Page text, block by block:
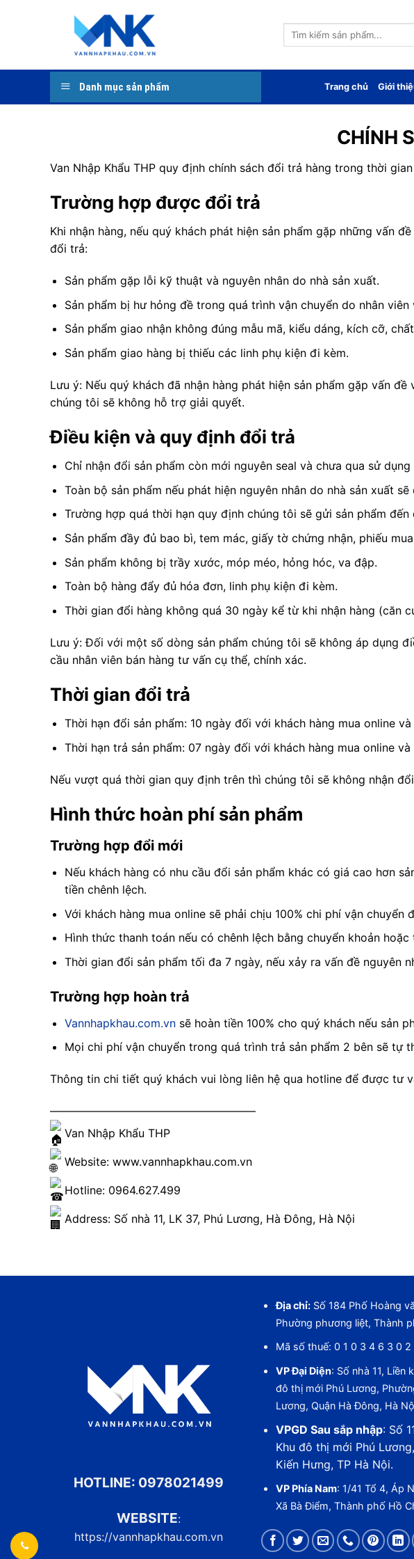
Tìm
Danh mục sản phẩm Trang chủ Giới
CHÍNH
Van Nhập Khẩu THP quy định chính sách đổi trả hàng trong thời
Trường hợp được đổi trả
Khi nhận hàng, nếu quý khách phát hiện sản phẩm gặp những vấn
đổi trả:
Sản phẩm gặp lỗi kỹ thuật và nguyên nhân do nhà sản xuất.
Sản phẩm bị hư hỏng đề trong quá trình vận chuyển do nhân viên
Sản phẩm giao nhận không đúng mẫu mã, kiểu dáng, kích cỡ,
Sản phẩm giao hàng bị thiếu các linh phụ kiện đi kèm.
Lưu ý: Nếu quý khách đã nhận hàng phát hiện sản phẩm gặp vấn
chúng tôi sẽ không hỗ trợ giải quyết.
Điều kiện và quy định đổi trả
Chỉ nhận đổi sản phẩm còn mới nguyên seal và chưa qua sử
Toàn bộ sản phẩm nếu phát hiện nguyên nhân do nhà sản xuất
Trường hợp quá thời hạn quy định chúng tôi sẽ gửi sản phẩm
Sản phẩm đầy đủ bao bì, tem mác, giấy tờ chứng nhận, phiếu
Sản phẩm không bị trầy xước, móp méo, hỏng hóc, va đập.
Toàn bộ hàng đẩy đủ hóa đơn, linh phụ kiện đi kèm.
Thời gian đổi hàng không quá 30 ngày kể từ khi nhận hàng (căn
Lưu ý: Đối với một số dòng sản phẩm chúng tôi sẽ không áp dụng
cầu nhân viên bán hàng tư vấn cụ thể, chính xác.
Thời gian đổi trả
Thời hạn đổi sản phẩm: 10 ngày đối với khách hàng mua online
Thời hạn trả sản phẩm: 07 ngày đối với khách hàng mua online
Nếu vượt quá thời gian quy định trên thì chúng tôi sẽ không nhận
Hình thức hoàn phí sản phẩm
Trường hợp đổi mới
Nếu khách hàng có nhu cầu đổi sản phẩm khác có giá cao hơn
tiền chênh lệch.
Với khách hàng mua online sẽ phải chịu 100% chi phí vận chuyển
Hình thức thanh toán nếu có chênh lệch bằng chuyển khoản hoặc
Thời gian đổi sản phẩm tối đa 7 ngày, nếu xảy ra vấn đề nguyên
Trường hợp hoàn trả
Vannhapkhau.com.vnsẽ hoàn tiền 100% cho quý khách nếu sản
Mọi chi phí vận chuyển trong quá trình trả sản phẩm 2 bên sẽ tự
Thông tin chi tiết quý khách vui lòng liên hệ qua hotline để được tư
——————————————————–
Van Nhập Khẩu THP
Website: www.vannhapkhau.com.vn
Hotline: 0964.627.499
Address: Số nhà 11, LK 37, Phú Lương, Hà Đông, Hà Nội
HOTLINE: 0978021499
WEBSITE:
https://vannhapkhau.com.vn
Địa chỉ:Số 184 Phố Hoàng
Phường phương liệt, Thành
Mã số thuế: 0 1 0 3 4 6 3 0 2
VP Đại Diện: Số nhà 11, Liền
đô thị mới Phú Lương,
Lương, Quận Hà Đông, Hà
VPGD Sau sắp nhập: Số
Khu đô thị mới Phú
Kiến Hưng, TP Hà Nội.
VP Phía Nam: 1/41 Tổ 4, Áp
Xã Bà Điểm, Thành phố Hồ